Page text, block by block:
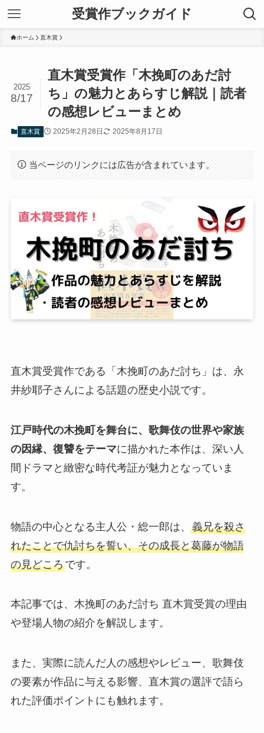
受賞作ブックガイド
ホーム 直木賞
直木賞受賞作「木挽町のあだ討
ち」の魅力とあらすじ解説｜読者
の感想レビューまとめ
2025
8/17
直木賞 2025年2月28日 2025年8月17日
当ページのリンクには広告が含まれています。
直木賞受賞作である「木挽町のあだ討ち」は、永
井紗耶子さんによる話題の歴史小説です。
江戸時代の木挽町を舞台に、歌舞伎の世界や家族
の因縁、復讐をテーマに描かれた本作は、深い人
間ドラマと緻密な時代考証が魅力となっていま
す。
物語の中心となる主人公・総一郎は、 義兄を殺さ
れたことで仇討ちを誓い、その成長と葛藤が物語
の見どころです。
本記事では、木挽町のあだ討ち 直木賞受賞の理由
や登場人物の紹介を解説します。
また、実際に読んだ人の感想やレビュー、歌舞伎
の要素が作品に与える影響、直木賞の選評で語ら
れた評価ポイントにも触れます。